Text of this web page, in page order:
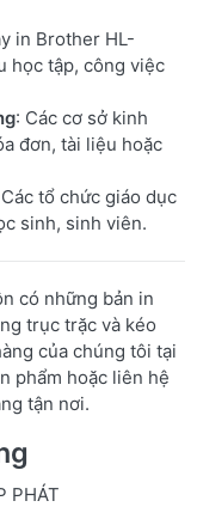
in Brother HL-
học tập, công việc
: Các cơ sở kinh
đơn, tài liệu hoặc
tổ chức giáo dục
sinh, sinh viên.
có những bản in
trục trặc và kéo
của chúng tôi tại
phẩm hoặc liên hệ
tận nơi.
PHÁT